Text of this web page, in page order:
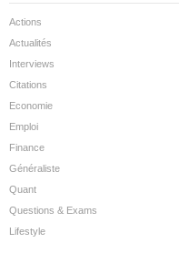
Actions
Actualités
Interviews
Citations
Economie
Emploi
Finance
Généraliste
Quant
Questions & Exams
Lifestyle